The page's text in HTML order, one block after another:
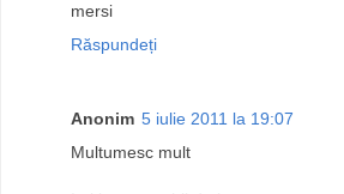
mersi
Răspundeți
Anonim 5 iulie 2011 la 19:07
Multumesc mult